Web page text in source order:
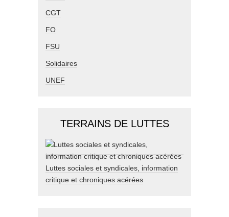
CGT
FO
FSU
Solidaires
UNEF
TERRAINS DE LUTTES
Luttes sociales et syndicales, information
critique et chroniques acérées